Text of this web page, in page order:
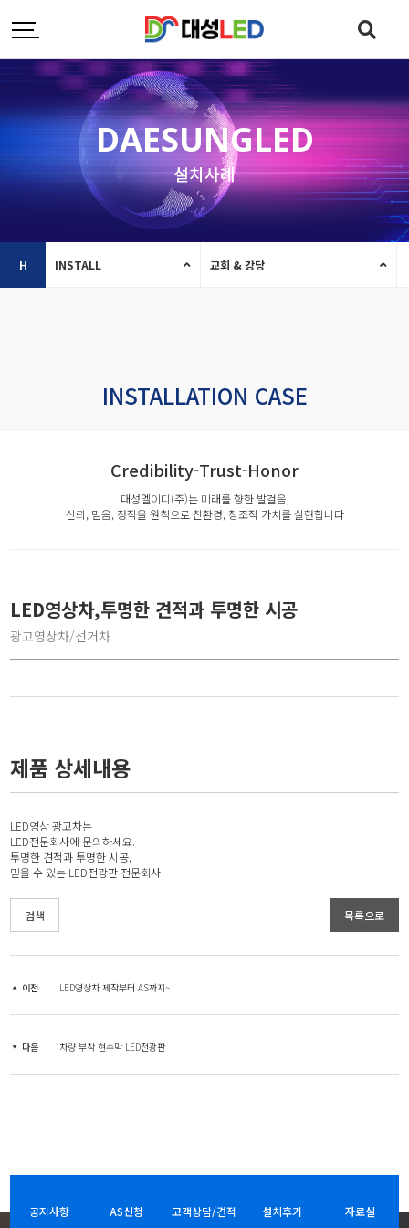
DAESUNGLED
설치사례
H INSTALL 교회 & 강당
INSTALLATION CASE
Credibility-Trust-Honor
대성엘이디(주)는 미래를 향한 발걸음,
신뢰, 믿음, 정직을 원칙으로 친환경, 창조적 가치를 실현합니다
LED영상차,투명한 견적과 투명한 시공
광고영상차/선거차
제품 상세내용
LED영상 광고차는
LED전문회사에 문의하세요.
투명한 견적과 투명한 시공,
믿을 수 있는 LED전광판 전문회사
검색 목록으로
이전 LED영상차 제작부터 AS까지~
다음 차량 부착 현수막 LED전광판
공지사항 AS신청 고객상담/견적 설치후기 자료실